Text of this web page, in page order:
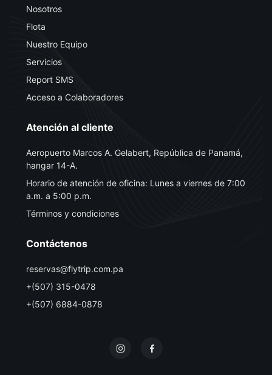
Nosotros
Flota
Nuestro Equipo
Servicios
Report SMS
Acceso a Colaboradores
Atención al cliente
Aeropuerto Marcos A. Gelabert, República de Panamá,
hangar 14-A.
Horario de atención de oficina: Lunes a viernes de 7:00
a.m. a 5:00 p.m.
Términos y condiciones
Contáctenos
reservas@flytrip.com.pa
+(507) 315-0478
+(507) 6884-0878